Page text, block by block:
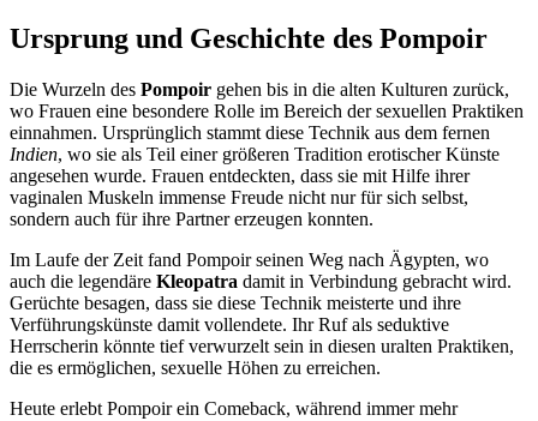
Ursprung und Geschichte des Pompoir
Die Wurzeln des Pompoir gehen bis in die alten Kulturen zurück,
wo Frauen eine besondere Rolle im Bereich der sexuellen Praktiken
einnahmen. Ursprünglich stammt diese Technik aus dem fernen
Indien, wo sie als Teil einer größeren Tradition erotischer Künste
angesehen wurde. Frauen entdeckten, dass sie mit Hilfe ihrer
vaginalen Muskeln immense Freude nicht nur für sich selbst,
sondern auch für ihre Partner erzeugen konnten.
Im Laufe der Zeit fand Pompoir seinen Weg nach Ägypten, wo
auch die legendäre Kleopatra damit in Verbindung gebracht wird.
Gerüchte besagen, dass sie diese Technik meisterte und ihre
Verführungskünste damit vollendete. Ihr Ruf als seduktive
Herrscherin könnte tief verwurzelt sein in diesen uralten Praktiken,
die es ermöglichen, sexuelle Höhen zu erreichen.
Heute erlebt Pompoir ein Comeback, während immer mehr